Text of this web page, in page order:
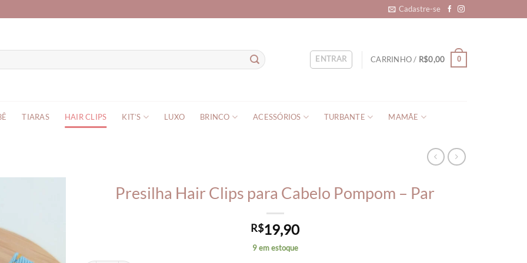
Cadastre-se
ENTRAR CARRINHO / R$0,00 0
TIARAS HAIR CLIPS KIT’S LUXO BRINCO ACESSÓRIOS TURBANTE MAMÃE
Presilha Hair Clips para Cabelo Pompom – Par
R$19,90
9 em estoque